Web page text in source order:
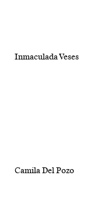
Inmaculada Veses
Camila Del Pozo